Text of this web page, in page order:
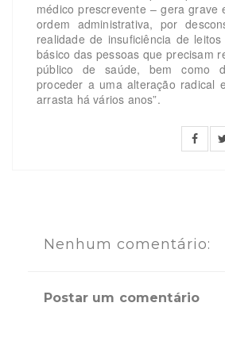
médico prescrevente – gera grave
ordem administrativa, por
realidade de insuficiência de
básico das pessoas que precisam
público de saúde, bem como
proceder a uma alteração radical
arrasta há vários anos”.
Nenhum comentário:
Postar um comentário